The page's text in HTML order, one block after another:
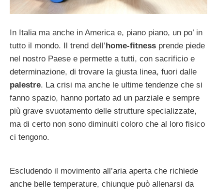
In Italia ma anche in America e, piano piano, un po’ in
tutto il mondo. Il trend dell’home-fitness prende piede
nel nostro Paese e permette a tutti, con sacrificio e
determinazione, di trovare la giusta linea, fuori dalle
palestre. La crisi ma anche le ultime tendenze che si
fanno spazio, hanno portato ad un parziale e sempre
più grave svuotamento delle strutture specializzate,
ma di certo non sono diminuiti coloro che al loro fisico
ci tengono.
Escludendo il movimento all’aria aperta che richiede
anche belle temperature, chiunque può allenarsi da